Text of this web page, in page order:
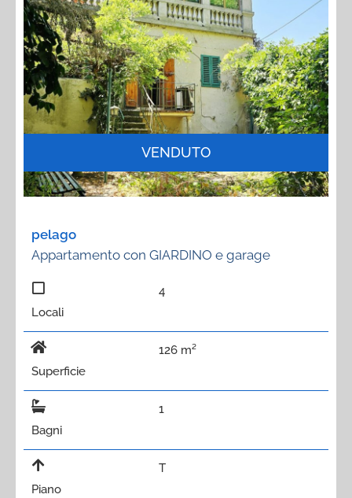
VENDUTO
pelago
Appartamento con GIARDINO e garage
Locali
4
Superficie
126 m²
Bagni
1
Piano
T